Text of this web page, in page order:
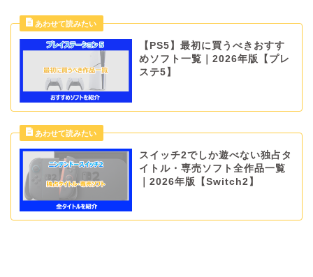
【PS5】最初に買うべきおすす
めソフト一覧｜2026年版【プレ
ステ5】
スイッチ2でしか遊べない独占タ
イトル・専売ソフト全作品一覧
｜2026年版【Switch2】